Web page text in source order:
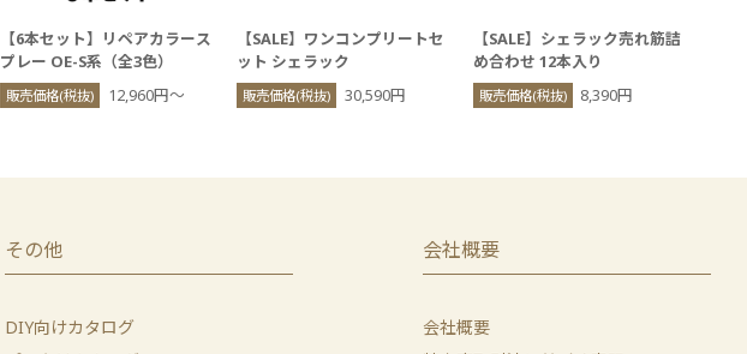
【6本セット】リペアカラース
プレー OE-S系（全3色）
販売価格(税抜) 12,960円〜
【SALE】ワンコンプリートセ
ット シェラック
販売価格(税抜) 30,590円
【SALE】シェラック売れ筋詰
め合わせ 12本入り
販売価格(税抜) 8,390円
その他
DIY向けカタログ
会社概要
会社概要